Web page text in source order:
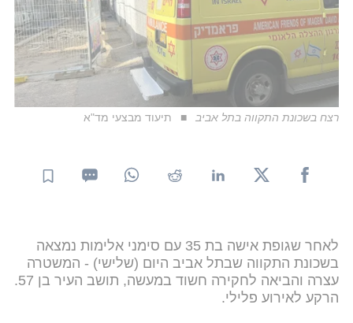
רצח בשכונת התקווה בתל אביב תיעוד מבצעי מד"א
לאחר שגופת אישה בת 35 עם סימני אלימות נמצאה
בשכונת התקווה שבתל אביב היום (שלישי) - המשטרה
עצרה והביאה לחקירה חשוד במעשה, תושב העיר בן 57.
הרקע לאירוע פלילי.